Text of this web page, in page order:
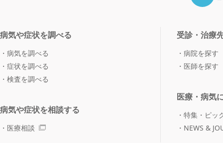
病気や症状を調べる
病気を調べる
症状を調べる
検査を調べる
病気や症状を相談する
医療相談
受診・治療
病院を探す
医師を探す
医療・病気
特集・ピッ
NEWS &